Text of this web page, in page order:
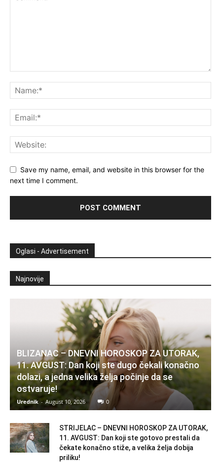
Save my name, email, and website in this browser for the
next time I comment.
Oglasi - Advertisement
Najnovije
BLIZANAC – DNEVNI HOROSKOP ZA UTORAK,
11. AVGUST: Dan koji ste dugo čekali konačno
dolazi, a jedna velika želja počinje da se
ostvaruje!
Urednik - August 10, 2026 0
STRIJELAC – DNEVNI HOROSKOP ZA UTORAK,
11. AVGUST: Dan koji ste gotovo prestali da
čekate konačno stiže, a velika želja dobija
priliku!